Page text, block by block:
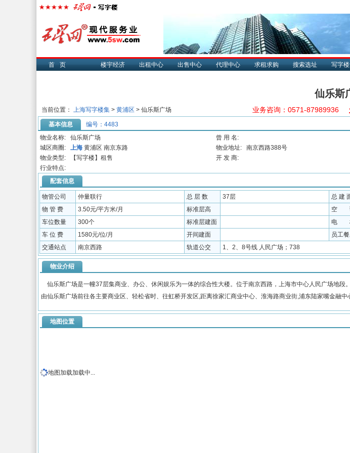
首页 楼宇经济 出租中心 出售中心 代理中心 求租求购 搜索选址 写字
仙乐斯
当前位置： 上海写字楼集 > 黄浦区 > 仙乐斯广场 业务咨询：0571-87989936
基本信息 编号：4483
物业名称:
仙乐斯广场
曾 用 名:
城区商圈:
上海 黄浦区 南京东路 物业地址:
南京西路388号
物业类型:
【写字楼】租售
开 发 商:
行业特点:
配套信息
物管公司 仲量联行 总 层 数 37层 总 建
物 管 费
3.50元/平方米/月 标准层高
空
车位数量
300个 标准层建面 电
车 位 费
1580元/位/月 开间建面
员工
交通站点
南京西路 轨道公交 1、2、8号线 人民广场；738
物业介绍
仙乐斯广场是一幢37层集商业、办公、休闲娱乐为一体的综合性大楼。位于南京西路，上海市中心人民广场地段
由仙乐斯广场前往各主要商业区、轻松省时、往虹桥开发区,距离徐家汇商业中心、淮海路商业街,浦东陆家嘴金融中
地图位置
地图加载加载中...